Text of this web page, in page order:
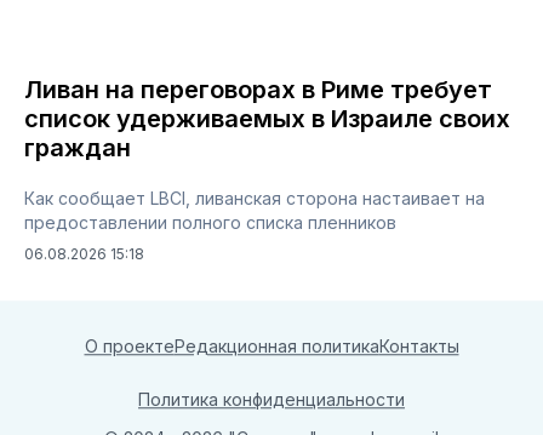
Ливан на переговорах в Риме требует
список удерживаемых в Израиле своих
граждан
Как сообщает LBCI, ливанская сторона настаивает на
предоставлении полного списка пленников
06.08.2026 15:18
О проектеРедакционная политикаКонтакты
Политика конфиденциальности